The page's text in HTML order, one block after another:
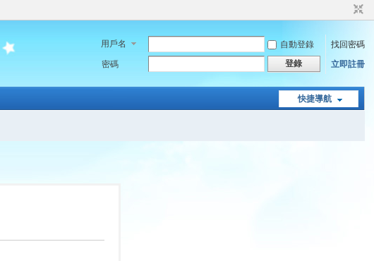
用戶名 自動登錄
找回密碼
密碼
登錄 立即註冊
快捷導航